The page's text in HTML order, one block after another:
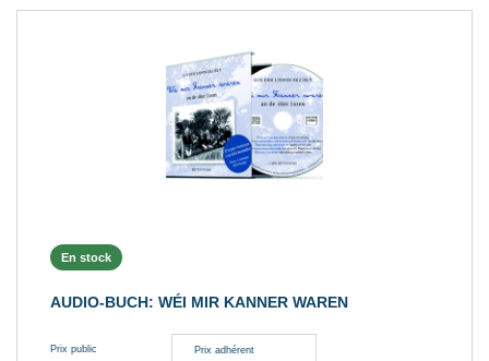
En stock
AUDIO-BUCH: WÉI MIR KANNER WAREN
Prix public Prix adhérent